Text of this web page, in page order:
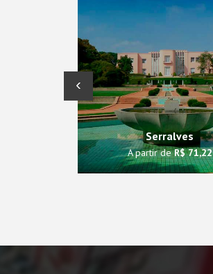
Serralves
A partir deR$ 71,22
‹